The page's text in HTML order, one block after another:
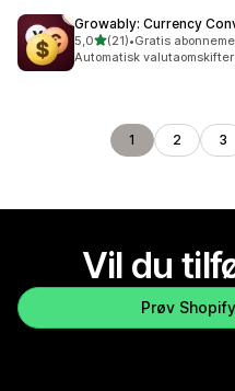
Growably: Currency
5,0ud af 5 stjerner
(21)
21 anmeldelser i alt
•Gratis
Automatisk
1 2 3
Vil du
Prøv